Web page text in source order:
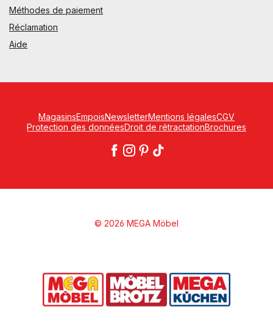
Méthodes de paiement
Réclamation
Aide
MagasinsEmpoisNewsletterMentions légalesCGV
Protection des donnéesDroit de rétractationBrochures
© 2026 MEGA Möbel